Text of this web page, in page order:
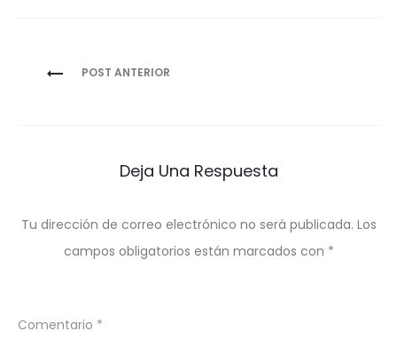
Navegación
POST ANTERIOR
Deja Una Respuesta
Tu dirección de correo electrónico no será publicada. Los
campos obligatorios están marcados con *
Comentario *